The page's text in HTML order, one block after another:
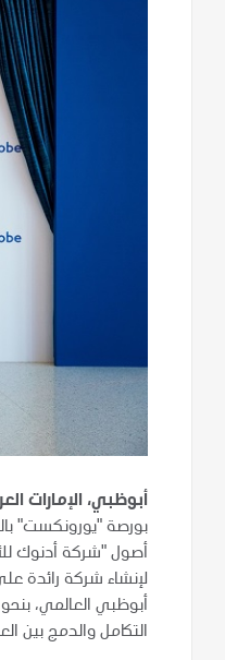
أبوظبي، الإمارات
أصول "شركة أدنوك
لإنشاء شركة رائدة
التكامل والدمج بين